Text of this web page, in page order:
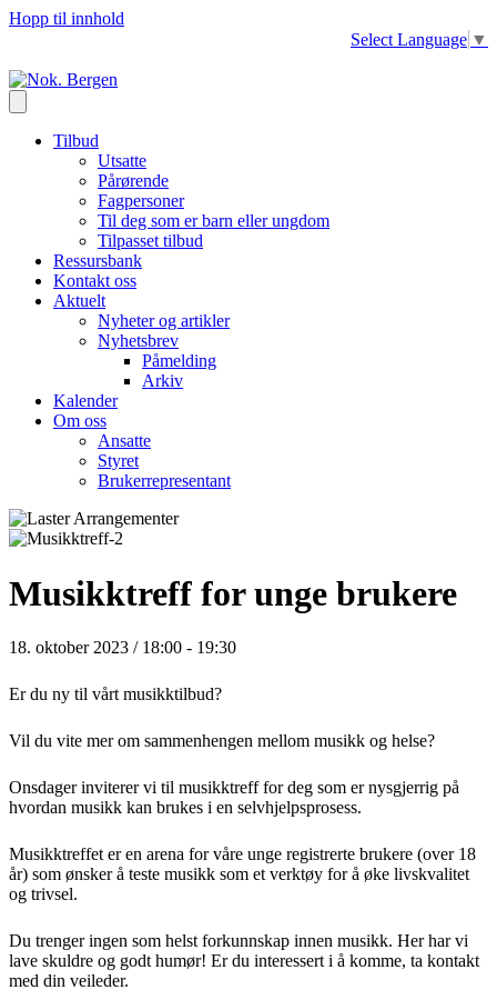
Hopp til innhold
Select Language ▼
Tilbud
Utsatte
Pårørende
Fagpersoner
Til deg som er barn eller ungdom
Tilpasset tilbud
Ressursbank
Kontakt oss
Aktuelt
Nyheter og artikler
Nyhetsbrev
Påmelding
Arkiv
Kalender
Om oss
Ansatte
Styret
Brukerrepresentant
Musikktreff for unge brukere
18. oktober 2023 / 18:00 - 19:30
Er du ny til vårt musikktilbud?
Vil du vite mer om sammenhengen mellom musikk og helse?
Onsdager inviterer vi til musikktreff for deg som er nysgjerrig på
hvordan musikk kan brukes i en selvhjelpsprosess.
Musikktreffet er en arena for våre unge registrerte brukere (over 18
år) som ønsker å teste musikk som et verktøy for å øke livskvalitet
og trivsel.
Du trenger ingen som helst forkunnskap innen musikk. Her har vi
lave skuldre og godt humør! Er du interessert i å komme, ta kontakt
med din veileder.